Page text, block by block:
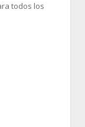
todos los